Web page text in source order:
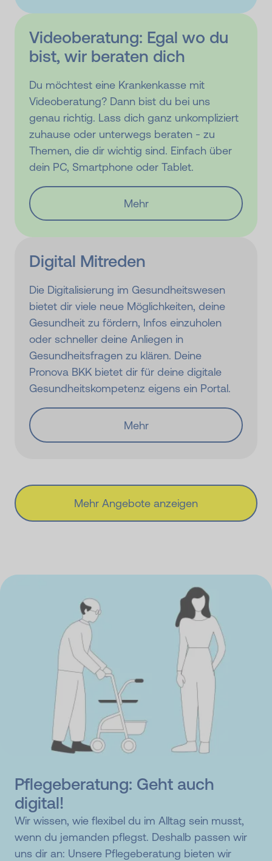
Videoberatung: Egal wo du
bist, wir beraten dich
Du möchtest eine Krankenkasse mit
Videoberatung? Dann bist du bei uns
genau richtig. Lass dich ganz unkompliziert
zuhause oder unterwegs beraten - zu
Themen, die dir wichtig sind. Einfach über
dein PC, Smartphone oder Tablet.
Mehr
Digital Mitreden
Die Digitalisierung im Gesundheitswesen
bietet dir viele neue Möglichkeiten, deine
Gesundheit zu fördern, Infos einzuholen
oder schneller deine Anliegen in
Gesundheitsfragen zu klären. Deine
Pronova BKK bietet dir für deine digitale
Gesundheits­kompetenz eigens ein Portal.
Mehr
Mehr Angebote anzeigen
Pflegeberatung: Geht auch
digital!
Wir wissen, wie flexibel du im Alltag sein musst,
wenn du jemanden pflegst. Deshalb passen wir
uns dir an: Unsere Pflegeberatung bieten wir